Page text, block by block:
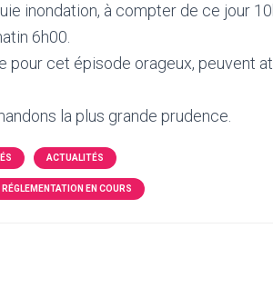
inondation, à compter de ce jour
6h00.
pour cet épisode orageux, peuvent
la plus grande prudence.
ACTUALITÉS
RÉGLEMENTATION EN COURS